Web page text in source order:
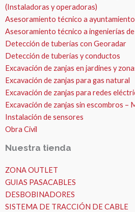
(Instaladoras y operadoras)
Asesoramiento técnico a
Asesoramiento técnico a ingenierías
Detección de tuberías con Georadar
Detección de tuberías y conductos
Excavación de zanjas en jardines y
Excavación de zanjas para gas natural
Excavación de zanjas para redes
Excavación de zanjas sin escombros –
Instalación de sensores
Obra Civil
Nuestra tienda
ZONA OUTLET
GUIAS PASACABLES
DESBOBINADORES
SISTEMA DE TRACCIÓN DE CABLE